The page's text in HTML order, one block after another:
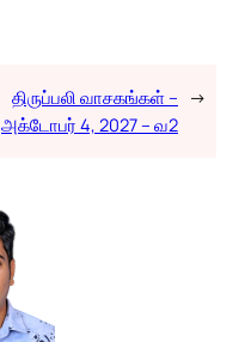
திருப்பலி வாசகங்கள் –
அக்டோபர் 4, 2027 – வ2
→